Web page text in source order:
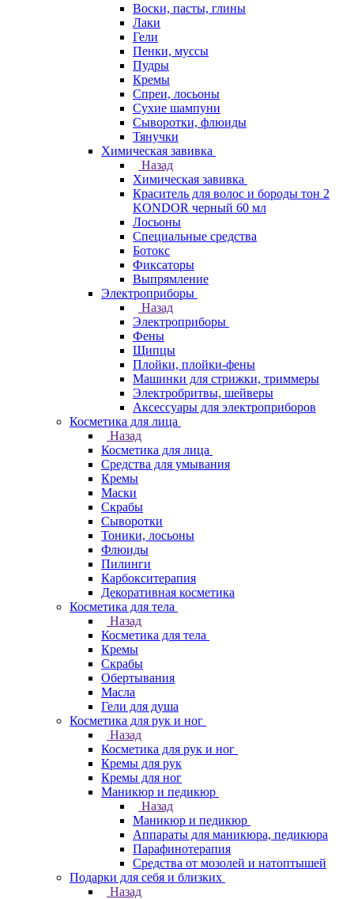
Воски, пасты, глины
Лаки
Гели
Пенки, муссы
Пудры
Кремы
Спреи, лосьоны
Сухие шампуни
Сыворотки, флюиды
Тянучки
Химическая завивка
Назад
Химическая завивка
Краситель для волос и бороды тон 2
KONDOR черный 60 мл
Лосьоны
Специальные средства
Ботокс
Фиксаторы
Выпрямление
Электроприборы
Назад
Электроприборы
Фены
Щипцы
Плойки, плойки-фены
Машинки для стрижки, триммеры
Электробритвы, шейверы
Аксессуары для электроприборов
Косметика для лица
Назад
Косметика для лица
Средства для умывания
Кремы
Маски
Скрабы
Сыворотки
Тоники, лосьоны
Флюиды
Пилинги
Карбокситерапия
Декоративная косметика
Косметика для тела
Назад
Косметика для тела
Кремы
Скрабы
Обертывания
Масла
Гели для душа
Косметика для рук и ног
Назад
Косметика для рук и ног
Кремы для рук
Кремы для ног
Маникюр и педикюр
Назад
Маникюр и педикюр
Аппараты для маникюра, педикюра
Парафинотерапия
Средства от мозолей и натоптышей
Подарки для себя и близких
Назад